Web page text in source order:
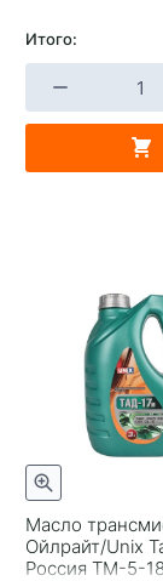
Итого:
Масло
Ойлрайт/Unix
Россия ТМ-5-